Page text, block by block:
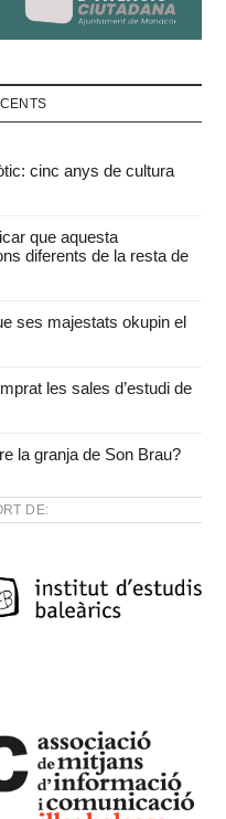
cinc anys de cultura
que aquesta
diferents de la resta de
ses majestats okupin el
les sales d’estudi de
la granja de Son Brau?
DE: